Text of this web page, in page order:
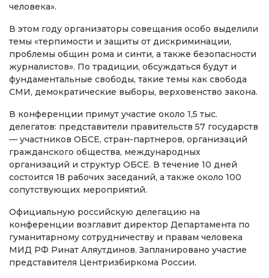
человека».
В этом году организаторы совещания особо выделили
темы «терпимости и защиты от дискриминации,
проблемы общин рома и синти, а также безопасности
журналистов». По традиции, обсуждаться будут и
фундаментальные свободы, такие темы как свобода
СМИ, демократические выборы, верховенство закона.
В конференции примут участие около 1,5 тыс.
делегатов: представители правительств 57 государств
— участников ОБСЕ, стран-партнеров, организаций
гражданского общества, международных
организаций и структур ОБСЕ. В течение 10 дней
состоится 18 рабочих заседаний, а также около 100
сопутствующих мероприятий.
Официальную российскую делегацию на
конференции возглавит директор Департамента по
гуманитарному сотрудничеству и правам человека
МИД РФ Ринат Аляутдинов. Запланировано участие
представителя Центризбиркома России.